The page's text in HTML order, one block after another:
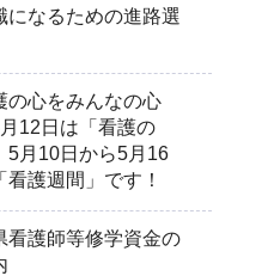
になるための進路選
の心をみんなの心
12日は「看護の
5月10日から5月16
看護週間」です！
看護師等修学資金の